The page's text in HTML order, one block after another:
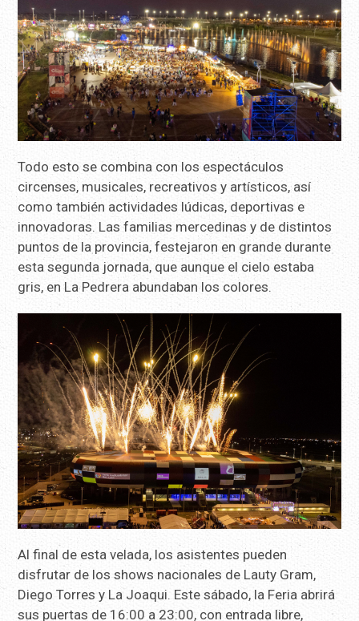
Todo esto se combina con los espectáculos
circenses, musicales, recreativos y artísticos, así
como también actividades lúdicas, deportivas e
innovadoras. Las familias mercedinas y de distintos
puntos de la provincia, festejaron en grande durante
esta segunda jornada, que aunque el cielo estaba
gris, en La Pedrera abundaban los colores.
Al final de esta velada, los asistentes pueden
disfrutar de los shows nacionales de Lauty Gram,
Diego Torres y La Joaqui. Este sábado, la Feria abrirá
sus puertas de 16:00 a 23:00, con entrada libre,